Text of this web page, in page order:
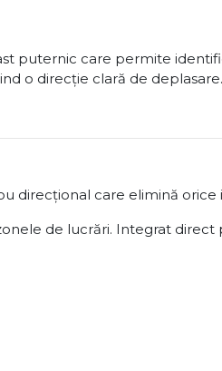
puternic care permite
o direcție clară de deplasare.
direcțional care elimină
de lucrări. Integrat direct